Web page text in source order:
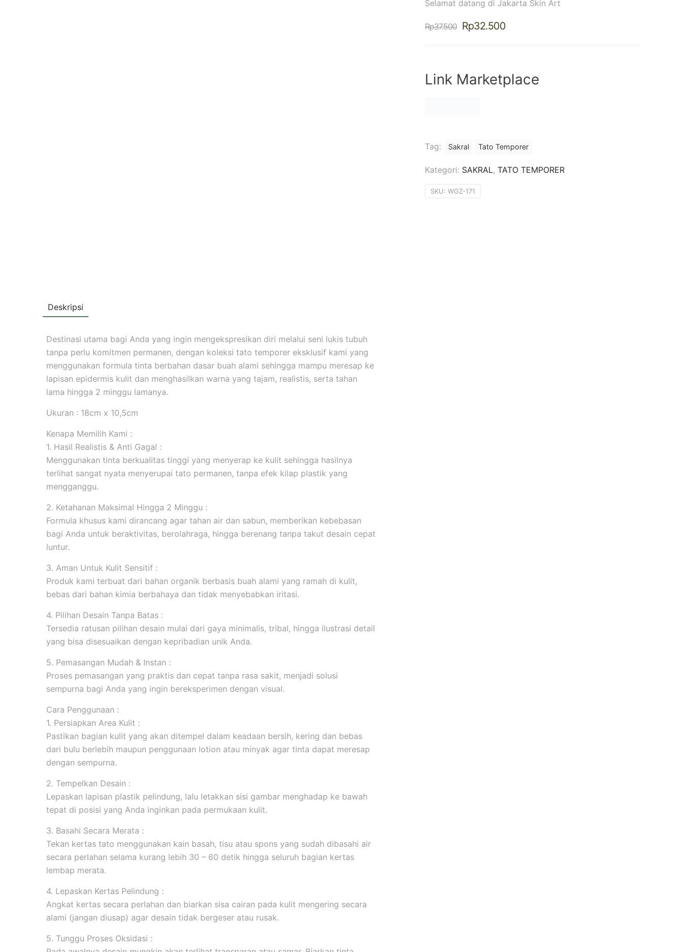
Deskripsi
Destinasi utama bagi Anda yang ingin mengekspresikan diri melalui seni lukis tubuh
tanpa perlu komitmen permanen, dengan koleksi tato temporer eksklusif kami yang
menggunakan formula tinta berbahan dasar buah alami sehingga mampu meresap ke
lapisan epidermis kulit dan menghasilkan warna yang tajam, realistis, serta tahan
lama hingga 2 minggu lamanya.
Ukuran : 18cm x 10,5cm
Kenapa Memilih Kami :
1. Hasil Realistis & Anti Gagal :
Menggunakan tinta berkualitas tinggi yang menyerap ke kulit sehingga hasilnya
terlihat sangat nyata menyerupai tato permanen, tanpa efek kilap plastik yang
mengganggu.
2. Ketahanan Maksimal Hingga 2 Minggu :
Formula khusus kami dirancang agar tahan air dan sabun, memberikan kebebasan
bagi Anda untuk beraktivitas, berolahraga, hingga berenang tanpa takut desain cepat
luntur.
3. Aman Untuk Kulit Sensitif :
Produk kami terbuat dari bahan organik berbasis buah alami yang ramah di kulit,
bebas dari bahan kimia berbahaya dan tidak menyebabkan iritasi.
4. Pilihan Desain Tanpa Batas :
Tersedia ratusan pilihan desain mulai dari gaya minimalis, tribal, hingga ilustrasi detail
yang bisa disesuaikan dengan kepribadian unik Anda.
5. Pemasangan Mudah & Instan :
Proses pemasangan yang praktis dan cepat tanpa rasa sakit, menjadi solusi
sempurna bagi Anda yang ingin bereksperimen dengan visual.
Cara Penggunaan :
1. Persiapkan Area Kulit :
Pastikan bagian kulit yang akan ditempel dalam keadaan bersih, kering dan bebas
dari bulu berlebih maupun penggunaan lotion atau minyak agar tinta dapat meresap
dengan sempurna.
2. Tempelkan Desain :
Lepaskan lapisan plastik pelindung, lalu letakkan sisi gambar menghadap ke bawah
tepat di posisi yang Anda inginkan pada permukaan kulit.
3. Basahi Secara Merata :
Tekan kertas tato menggunakan kain basah, tisu atau spons yang sudah dibasahi air
secara perlahan selama kurang lebih 30 – 60 detik hingga seluruh bagian kertas
lembap merata.
4. Lepaskan Kertas Pelindung :
Angkat kertas secara perlahan dan biarkan sisa cairan pada kulit mengering secara
alami (jangan diusap) agar desain tidak bergeser atau rusak.
5. Tunggu Proses Oksidasi :
Selamat datang di Jakarta Skin Art
Rp37.500 Harga
Rp32.500Harga
Rp32.500.
Link Marketplace
Tag: Sakral Tato Temporer
Kategori: SAKRAL, TATO TEMPORER
SKU: WGZ-171